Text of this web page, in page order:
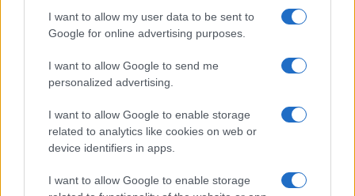
I want to allow my user data to be sent to
Google for online advertising purposes.
I want to allow Google to send me
personalized advertising.
I want to allow Google to enable storage
related to analytics like cookies on web or
device identifiers in apps.
I want to allow Google to enable storage